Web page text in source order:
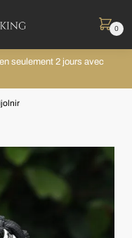
0
seulement 2 jours avec